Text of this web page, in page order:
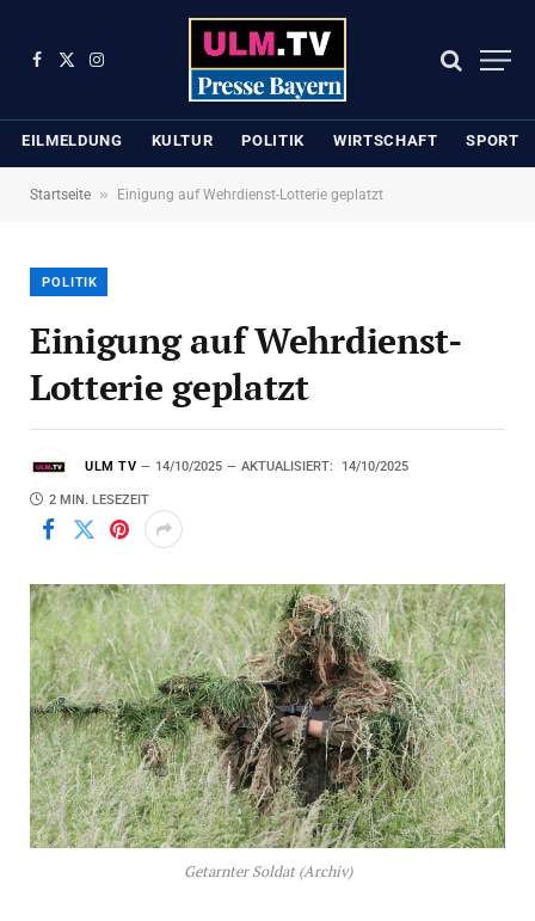
Facebook
X
Instagram
EILMELDUNG KULTUR POLITIK WIRTSCHAFT SPORT
Startseite » Einigung auf Wehrdienst-Lotterie geplatzt
POLITIK
Einigung auf Wehrdienst-
Lotterie geplatzt
ULM TV 14/10/2025 AKTUALISIERT: 14/10/2025
2 MIN. LESEZEIT
Getarnter Soldat (Archiv)